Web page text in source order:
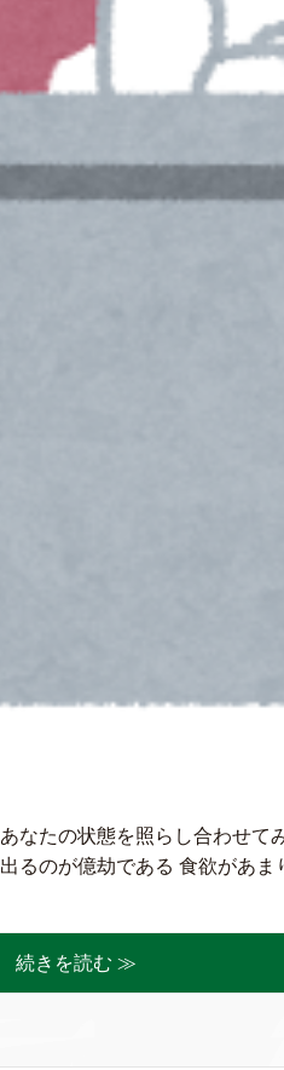
なたの状態を照らし合わせ
るのが億劫である 食欲があ
続きを読む ≫